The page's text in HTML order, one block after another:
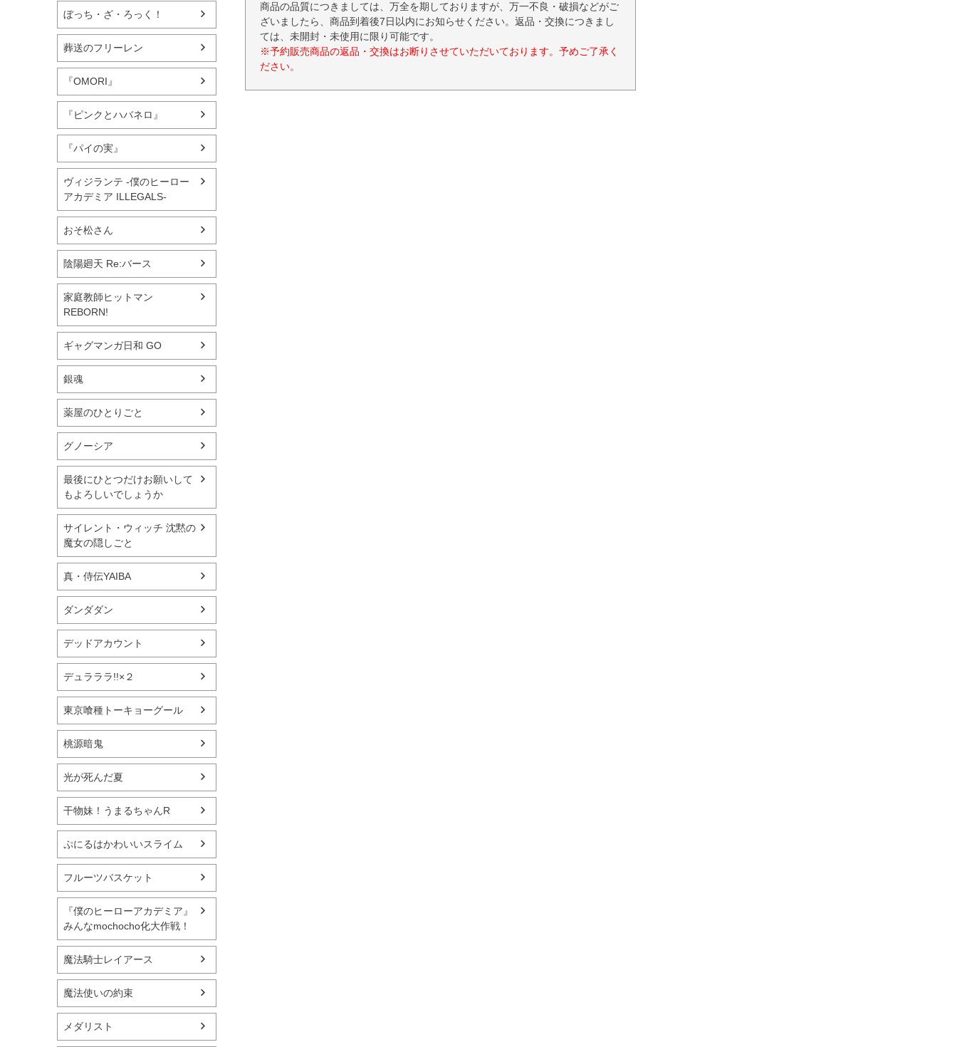
ぼっち・ざ・ろっく！
葬送のフリーレン
『OMORI』
『ピンクとハバネロ』
『パイの実』
ヴィジランテ -僕のヒーロー
アカデミア ILLEGALS-
おそ松さん
陰陽廻天 Re:バース
家庭教師ヒットマン
REBORN!
ギャグマンガ日和 GO
銀魂
薬屋のひとりごと
グノーシア
最後にひとつだけお願いして
もよろしいでしょうか
サイレント・ウィッチ 沈黙の
魔女の隠しごと
真・侍伝YAIBA
ダンダダン
デッドアカウント
デュラララ!!×２
東京喰種トーキョーグール
桃源暗鬼
光が死んだ夏
干物妹！うまるちゃんR
ぷにるはかわいいスライム
フルーツバスケット
『僕のヒーローアカデミア』
みんなmochocho化大作戦！
魔法騎士レイアース
魔法使いの約束
メダリスト
商品の品質につきましては、万全を期しておりますが、万一不良・破損などがご
ざいましたら、商品到着後7日以内にお知らせください。返品・交換につきまし
ては、未開封・未使用に限り可能です。
※予約販売商品の返品・交換はお断りさせていただいております。予めご了承く
ださい。